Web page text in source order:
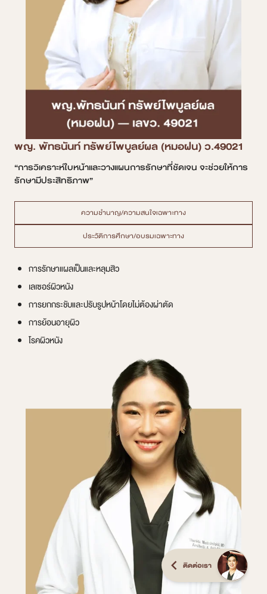
พญ. พัทธนันท์ ทรัพย์ไพบูลย์ผล (หมอฝน) ว.49021
“การวิเคราะห์ใบหน้าและวางแผนการรักษาที่ชัดเจน จะช่วยให้การ
รักษามีประสิทธิภาพ”
ความชำนาญ/ความสนใจเฉพาะทาง
ประวัติการศึกษา/อบรมเฉพาะทาง
การรักษาแผลเป็นและหลุมสิว
เลเซอร์ผิวหนัง
การยกกระชับและปรับรูปหน้าโดยไม่ต้องผ่าตัด
การย้อนอายุผิว
โรคผิวหนัง
ติดต่อเรา